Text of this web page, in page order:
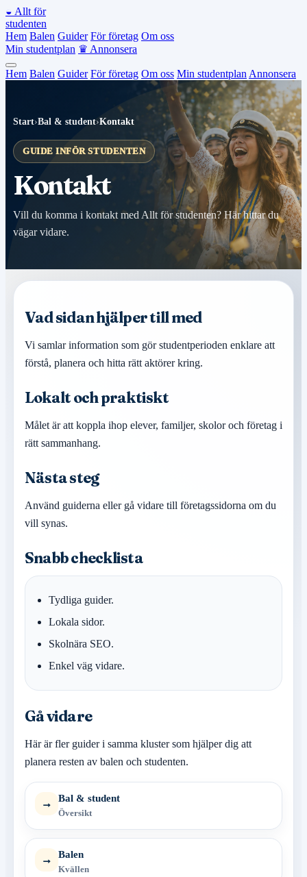
◒ Allt för
studenten
Hem Balen Guider För företag Om oss
Min studentplan ♛ Annonsera
Hem Balen Guider För företag Om oss Min studentplan Annonsera
Start›Bal & student›Kontakt
GUIDE INFÖR STUDENTEN
Kontakt
Vill du komma i kontakt med Allt för studenten? Här hittar du
vägar vidare.
Vad sidan hjälper till med
Vi samlar information som gör studentperioden enklare att
förstå, planera och hitta rätt aktörer kring.
Lokalt och praktiskt
Målet är att koppla ihop elever, familjer, skolor och företag i
rätt sammanhang.
Nästa steg
Använd guiderna eller gå vidare till företagssidorna om du
vill synas.
Snabb checklista
Tydliga guider.
Lokala sidor.
Skolnära SEO.
Enkel väg vidare.
Gå vidare
Här är fler guider i samma kluster som hjälper dig att
planera resten av balen och studenten.
→ Bal & student
Översikt
→ Balen
Kvällen